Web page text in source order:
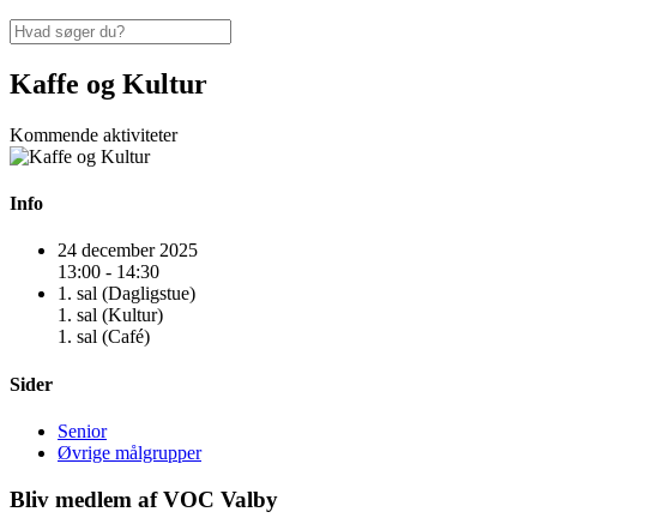
Kaffe og Kultur
Kommende aktiviteter
Info
24 december 2025
13:00 - 14:30
1. sal (Dagligstue)
1. sal (Kultur)
1. sal (Café)
Sider
Senior
Øvrige målgrupper
Bliv medlem af VOC Valby